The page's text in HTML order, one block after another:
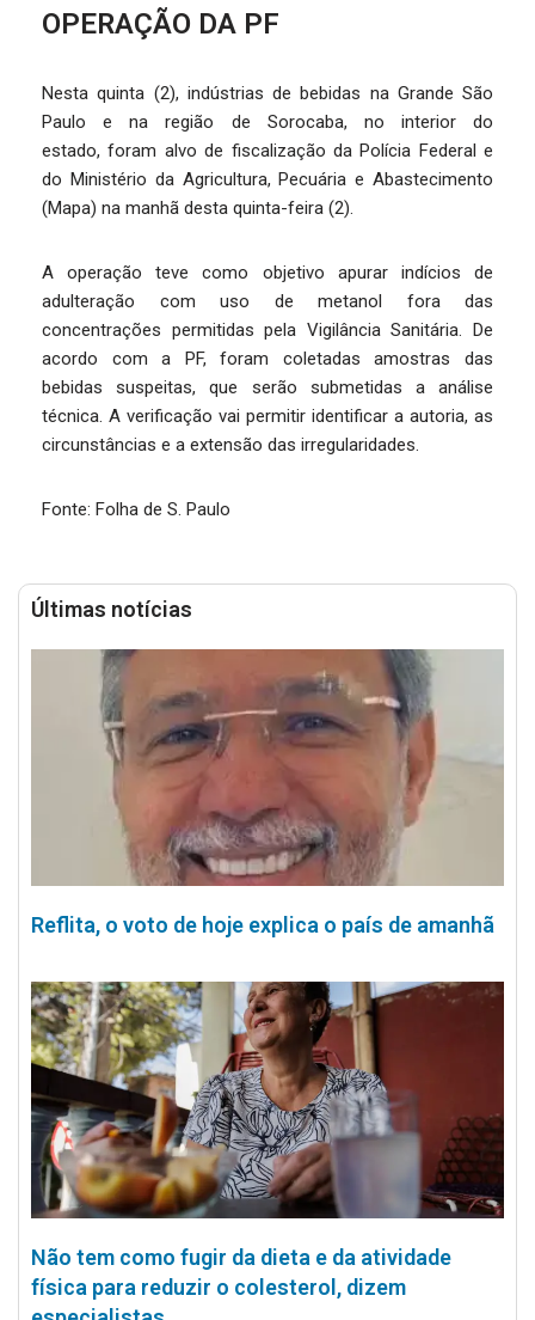
OPERAÇÃO DA PF
Nesta quinta (2), indústrias de bebidas na Grande São
Paulo e na região de Sorocaba, no interior do
estado, foram alvo de fiscalização da Polícia Federal e
do Ministério da Agricultura, Pecuária e Abastecimento
(Mapa) na manhã desta quinta-feira (2).
A operação teve como objetivo apurar indícios de
adulteração com uso de metanol fora das
concentrações permitidas pela Vigilância Sanitária. De
acordo com a PF, foram coletadas amostras das
bebidas suspeitas, que serão submetidas a análise
técnica. A verificação vai permitir identificar a autoria, as
circunstâncias e a extensão das irregularidades.
Fonte: Folha de S. Paulo
Últimas notícias
Reflita, o voto de hoje explica o país de amanhã
Não tem como fugir da dieta e da atividade
física para reduzir o colesterol, dizem